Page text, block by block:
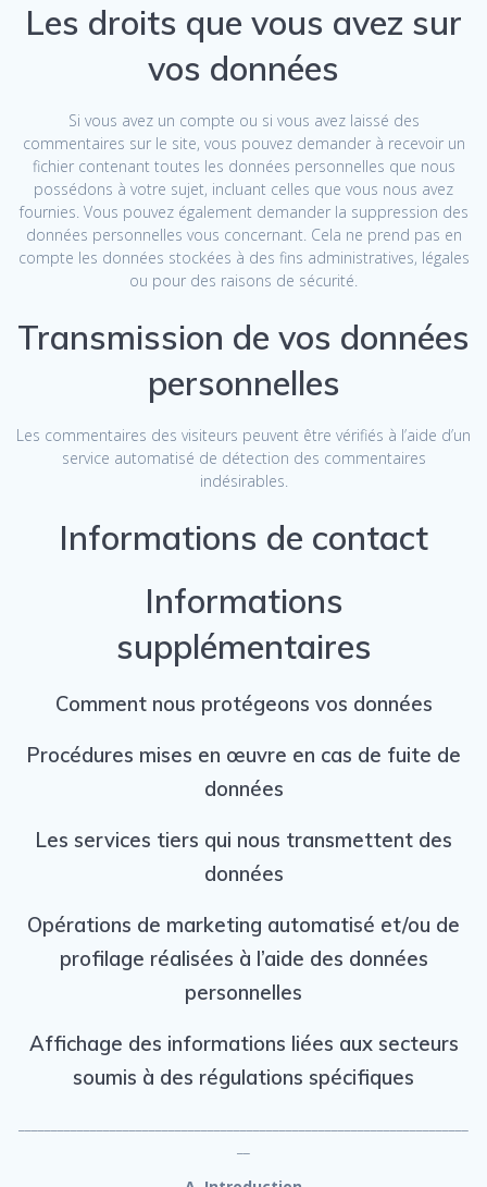
Les droits que vous avez sur
vos données
Si vous avez un compte ou si vous avez laissé des
commentaires sur le site, vous pouvez demander à recevoir un
fichier contenant toutes les données personnelles que nous
possédons à votre sujet, incluant celles que vous nous avez
fournies. Vous pouvez également demander la suppression des
données personnelles vous concernant. Cela ne prend pas en
compte les données stockées à des fins administratives, légales
ou pour des raisons de sécurité.
Transmission de vos données
personnelles
Les commentaires des visiteurs peuvent être vérifiés à l’aide d’un
service automatisé de détection des commentaires
indésirables.
Informations de contact
Informations
supplémentaires
Comment nous protégeons vos données
Procédures mises en œuvre en cas de fuite de
données
Les services tiers qui nous transmettent des
données
Opérations de marketing automatisé et/ou de
profilage réalisées à l’aide des données
personnelles
Affichage des informations liées aux secteurs
soumis à des régulations spécifiques